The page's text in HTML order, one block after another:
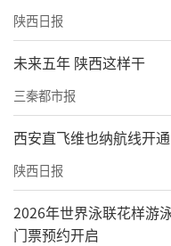
陕西日报
未来五年 陕西这样干
三秦都市报
西安直飞维也纳航线开通
陕西日报
2026年世界泳联花样游
门票预约开启